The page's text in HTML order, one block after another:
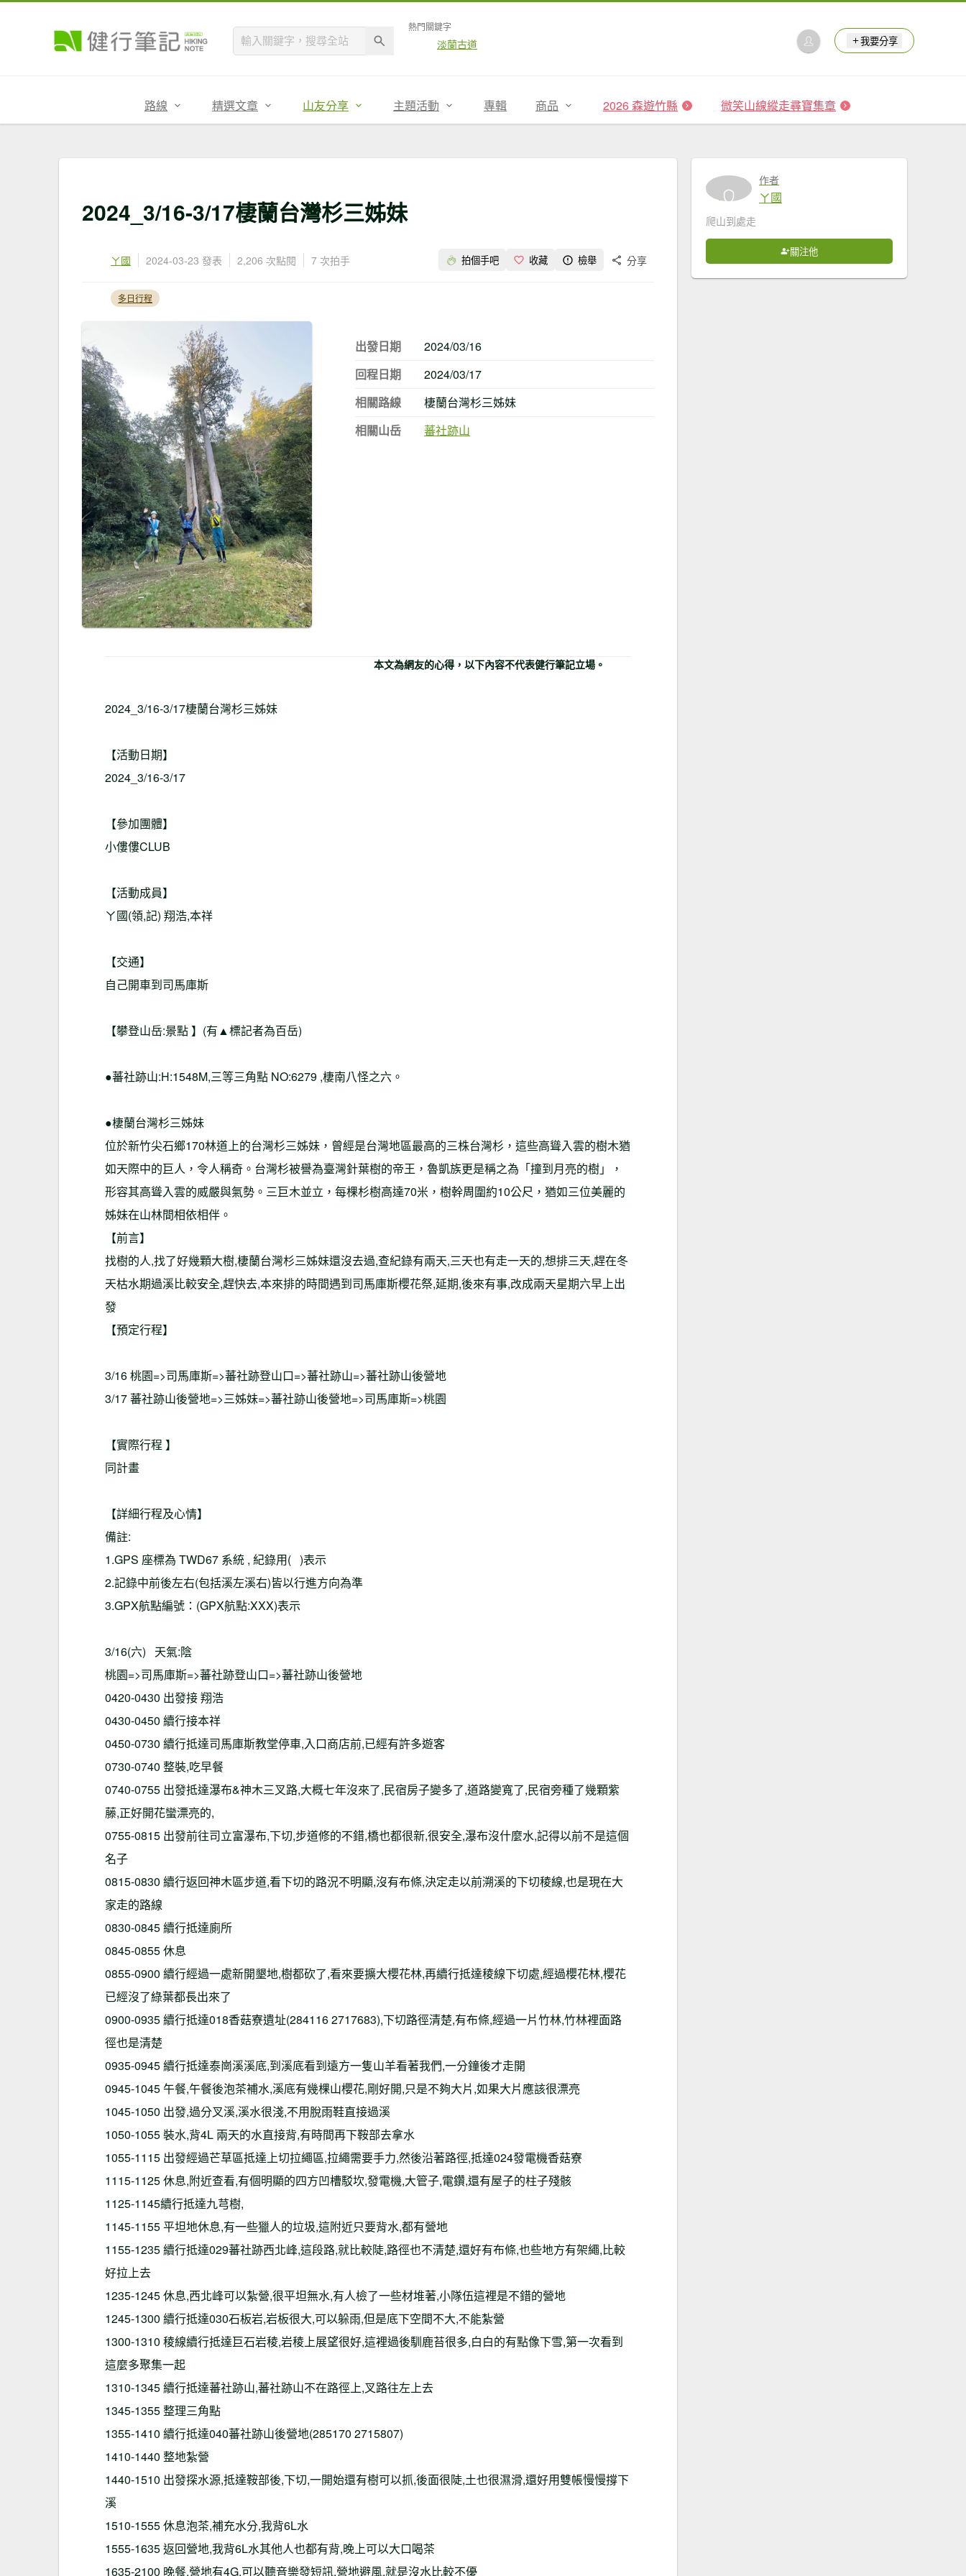
熱門關鍵字
淡蘭古道 我要分享
路線 精選文章 山友分享 主題活動 專輯 商品 2026 森遊竹縣 微笑山線縱走尋寶集章
2024_3/16-3/17棲蘭台灣杉三姊妹
ㄚ國 2024-03-23 發表 2,206 次點閱 7 次拍手 拍個手吧 收藏 檢舉 分享
多日行程
出發日期
2024/03/16
回程日期
2024/03/17
相關路線
棲蘭台灣杉三姊妹
相關山岳
蕃社跡山
本文為網友的心得，以下內容不代表健行筆記立場。
2024_3/16-3/17棲蘭台灣杉三姊妹
【活動日期】
2024_3/16-3/17
【參加團體】
小僂僂CLUB
【活動成員】
ㄚ國(領,記) 翔浩,本祥
【交通】
自己開車到司馬庫斯
【攀登山岳:景點 】(有▲標記者為百岳)
●蕃社跡山:H:1548M,三等三角點 NO:6279 ,棲南八怪之六。
●棲蘭台灣杉三姊妹
位於新竹尖石鄉170林道上的台灣杉三姊妹，曾經是台灣地區最高的三株台灣杉，這些高聳入雲的樹木猶
如天際中的巨人，令人稱奇。台灣杉被譽為臺灣針葉樹的帝王，魯凱族更是稱之為「撞到月亮的樹」，
形容其高聳入雲的威嚴與氣勢。三巨木並立，每棵杉樹高達70米，樹幹周圍約10公尺，猶如三位美麗的
姊妹在山林間相依相伴。
【前言】
找樹的人,找了好幾顆大樹,棲蘭台灣杉三姊妹還沒去過,查紀錄有兩天,三天也有走一天的,想排三天,趕在冬
天枯水期過溪比較安全,趕快去,本來排的時間遇到司馬庫斯櫻花祭,延期,後來有事,改成兩天星期六早上出
發
【預定行程】
3/16 桃園=>司馬庫斯=>蕃社跡登山口=>蕃社跡山=>蕃社跡山後營地
3/17 蕃社跡山後營地=>三姊妹=>蕃社跡山後營地=>司馬庫斯=>桃園
【實際行程 】
同計畫
【詳細行程及心情】
備註:
1.GPS 座標為 TWD67 系統 , 紀錄用( )表示
2.記錄中前後左右(包括溪左溪右)皆以行進方向為準
3.GPX航點編號：(GPX航點:XXX)表示
3/16(六) 天氣:陰
桃園=>司馬庫斯=>蕃社跡登山口=>蕃社跡山後營地
0420-0430 出發接 翔浩
0430-0450 續行接本祥
0450-0730 續行抵達司馬庫斯教堂停車,入口商店前,已經有許多遊客
0730-0740 整裝,吃早餐
0740-0755 出發抵達瀑布&神木三叉路,大概七年沒來了,民宿房子變多了,道路變寬了,民宿旁種了幾顆紫
藤,正好開花蠻漂亮的,
0755-0815 出發前往司立富瀑布,下切,步道修的不錯,橋也都很新,很安全,瀑布沒什麼水,記得以前不是這個
名子
0815-0830 續行返回神木區步道,看下切的路況不明顯,沒有布條,決定走以前溯溪的下切稜線,也是現在大
家走的路線
0830-0845 續行抵達廁所
0845-0855 休息
0855-0900 續行經過一處新開墾地,樹都砍了,看來要擴大櫻花林,再續行抵達稜線下切處,經過櫻花林,櫻花
已經沒了綠葉都長出來了
0900-0935 續行抵達018香菇寮遺址(284116 2717683),下切路徑清楚,有布條,經過一片竹林,竹林裡面路
徑也是清楚
0935-0945 續行抵達泰崗溪溪底,到溪底看到遠方一隻山羊看著我們,一分鐘後才走開
0945-1045 午餐,午餐後泡茶補水,溪底有幾棵山櫻花,剛好開,只是不夠大片,如果大片應該很漂亮
1045-1050 出發,過分叉溪,溪水很淺,不用脫雨鞋直接過溪
1050-1055 裝水,背4L 兩天的水直接背,有時間再下鞍部去拿水
1055-1115 出發經過芒草區抵達上切拉繩區,拉繩需要手力,然後沿著路徑,抵達024發電機香菇寮
1115-1125 休息,附近查看,有個明顯的四方凹槽駁坎,發電機,大管子,電鑽,還有屋子的柱子殘骸
1125-1145續行抵達九芎樹,
1145-1155 平坦地休息,有一些獵人的垃圾,這附近只要背水,都有營地
1155-1235 續行抵達029蕃社跡西北峰,這段路,就比較陡,路徑也不清楚,還好有布條,也些地方有架繩,比較
好拉上去
1235-1245 休息,西北峰可以紮營,很平坦無水,有人檢了一些材堆著,小隊伍這裡是不錯的營地
1245-1300 續行抵達030石板岩,岩板很大,可以躲雨,但是底下空間不大,不能紮營
1300-1310 稜線續行抵達巨石岩稜,岩稜上展望很好,這裡過後馴鹿苔很多,白白的有點像下雪,第一次看到
這麼多聚集一起
1310-1345 續行抵達蕃社跡山,蕃社跡山不在路徑上,叉路往左上去
1345-1355 整理三角點
1355-1410 續行抵達040蕃社跡山後營地(285170 2715807)
1410-1440 整地紮營
1440-1510 出發探水源,抵達鞍部後,下切,一開始還有樹可以抓,後面很陡,土也很濕滑,還好用雙帳慢慢撐下
溪
1510-1555 休息泡茶,補充水分,我背6L水
1555-1635 返回營地,我背6L水其他人也都有背,晚上可以大口喝茶
1635-2100 晚餐,營地有4G,可以聽音樂發短訊,營地避風,就是沒水比較不優
作者
ㄚ國
爬山到處走
關注他